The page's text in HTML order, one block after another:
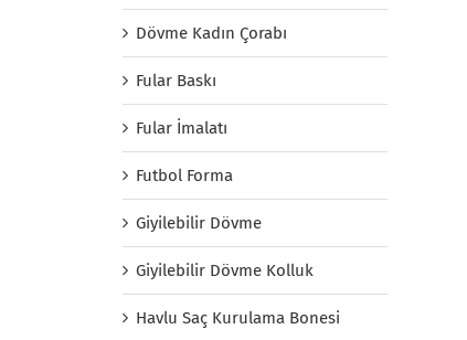
Dövme Kadın Çorabı
Fular Baskı
Fular İmalatı
Futbol Forma
Giyilebilir Dövme
Giyilebilir Dövme Kolluk
Havlu Saç Kurulama Bonesi